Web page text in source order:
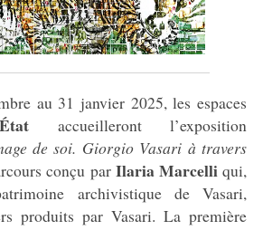
au 31 janvier 2025, les espaces
accueilleront l’exposition
de soi. Giorgio Vasari à travers
conçu par Ilaria Marcelli qui,
archivistique de Vasari,
produits par Vasari. La première